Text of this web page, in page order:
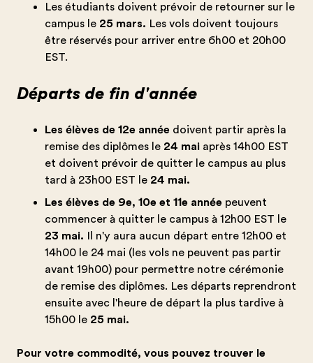
Les étudiants doivent prévoir de retourner sur le
campus le 25 mars. Les vols doivent toujours
être réservés pour arriver entre 6h00 et 20h00
EST.
Départs de fin d'année
Les élèves de 12e année doivent partir après la
remise des diplômes le 24 mai après 14h00 EST
et doivent prévoir de quitter le campus au plus
tard à 23h00 EST le 24 mai.
Les élèves de 9e, 10e et 11e année peuvent
commencer à quitter le campus à 12h00 EST le
23 mai. Il n'y aura aucun départ entre 12h00 et
14h00 le 24 mai (les vols ne peuvent pas partir
avant 19h00) pour permettre notre cérémonie
de remise des diplômes. Les départs reprendront
ensuite avec l'heure de départ la plus tardive à
15h00 le 25 mai.
Pour votre commodité, vous pouvez trouver le